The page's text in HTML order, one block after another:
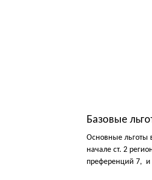
Базовые
Основные льготы
начале ст. 2
преференций 7, и